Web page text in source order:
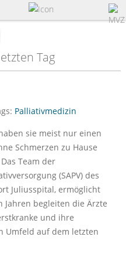
Tag
Palliativmedizin
sie meist nur einen
Schmerzen zu Hause
Team der
(SAPV) des
Juliusspital, ermöglicht
Jahren begleiten die Ärzte
und ihre
Umfeld auf dem letzten